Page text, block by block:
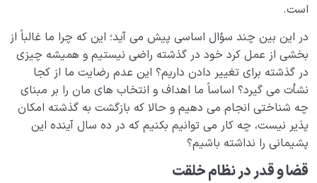
قانون عمل و عکس‌العمل چیست و چه نقشی در نظام
ریاضی خلقت دارد؟
دنیا مزرعه آخرت است | آخرت محصول عملکرد ما در
دنیاست
اعمال ما در رحم دنیا چه شباهتی با اعمال جنین در رحم
مادر دارد؟
علت تفاوتهای فردی چیست و چرا شخصیت افراد باهم
متفاوت است؟
است.
در این بین چند سؤال اساسی پیش می آید؛ این که چرا ما غالباً از
بخشی از عمل کرد خود در گذشته راضی نیستیم و همیشه چیزی
در گذشته برای تغییر دادن داریم؟ این عدم رضایت ما از کجا
نشأت می گیرد؟ اساساً ما اهداف و انتخاب های مان را بر مبنای
چه شناختی انجام می دهیم و حالا که بازگشت به گذشته امکان
پذیر نیست، چه کار می توانیم بکنیم که در ده سال آینده این
پشیمانی را نداشته باشیم؟
قضا و قدر در نظام خلقت